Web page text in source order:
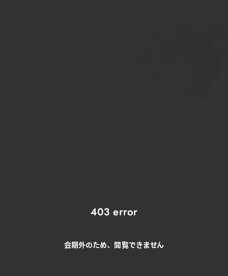
403 error
会期外のため、閲覧できません